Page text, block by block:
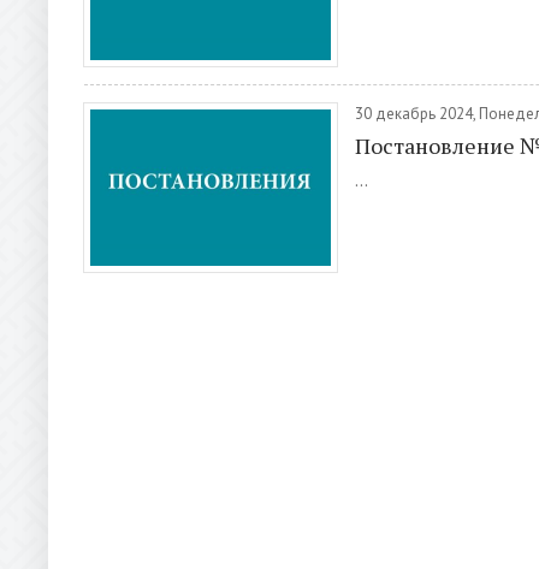
30 декабрь 2024,
Постановление
...